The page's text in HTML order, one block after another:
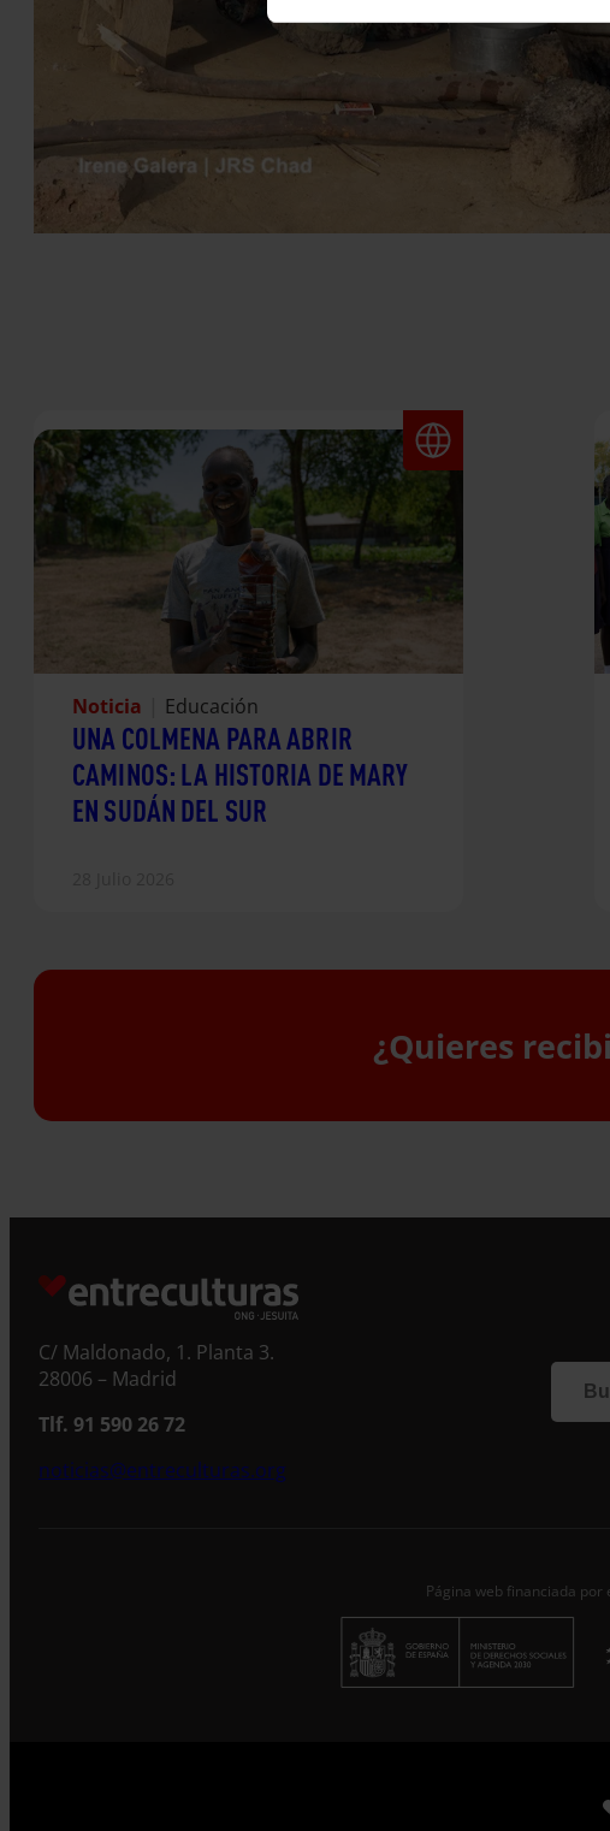
Noticia Educación
UNA COLMENA PARA ABRIR
CAMINOS: LA HISTORIA DE MARY
EN SUDÁN DEL SUR
¿Quieres
C/ Maldonado, 1. Planta 3.
28006 – Madrid
Tlf. 91 590 26 72
noticias@entreculturas.org
Página web financiada por